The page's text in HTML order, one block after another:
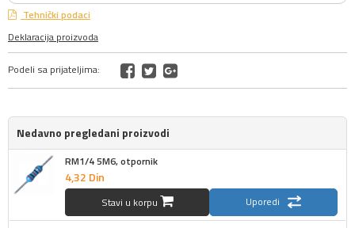
Tehnički podaci
Deklaracija proizvoda
Podeli sa prijateljima:
Nedavno pregledani proizvodi
RM1/4 5M6, otpornik
4,32 Din
Stavi u korpu Uporedi